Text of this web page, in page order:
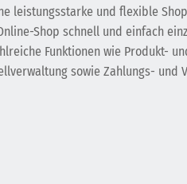
leistungsstarke und flexible
Shop schnell und einfach
Funktionen wie Produkt-
sowie Zahlungs- und